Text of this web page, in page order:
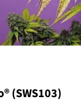
(SWS103)